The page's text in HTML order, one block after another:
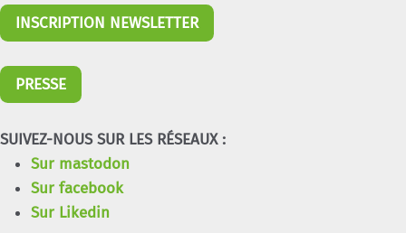
INSCRIPTION NEWSLETTER
PRESSE
SUIVEZ-NOUS SUR LES RÉSEAUX :
Sur mastodon
Sur facebook
Sur Likedin